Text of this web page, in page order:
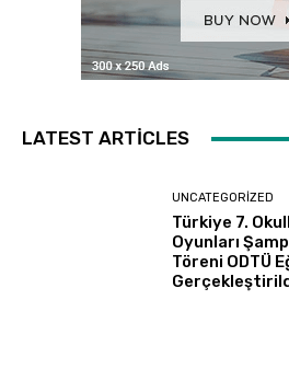
LATEST ARTICLES
UNCATEGORIZED
Türkiye 7.
Oyunları
Töreni ODTÜ